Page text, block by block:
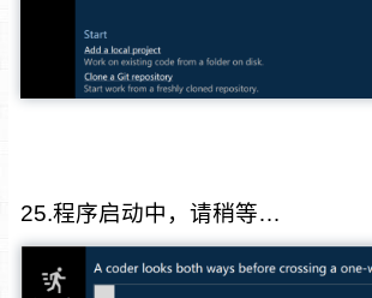
25.程序启动中，请稍等…